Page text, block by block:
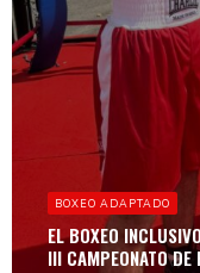
BOXEO ADAPTADO
EL BOXEO
III CAMPEONATO DE